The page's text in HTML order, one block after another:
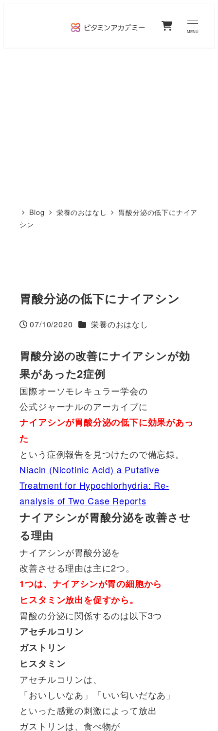
0
MENU
Blog 栄養のおはなし
胃酸分泌の低下にナイア
シン
胃酸分泌の低下にナイアシン
投稿日
07/10/2020 カテゴリー
栄養のおはなし
胃酸分泌の改善にナイアシンが効
果があった2症例
国際オーソモレキュラー学会の
公式ジャーナルのアーカイブに
ナイアシンが胃酸分泌の低下に効果があっ
た
という症例報告を見つけたので備忘録。
Niacin (Nicotinic Acid) a Putative
Treatment for Hypochlorhydria: Re-
analysis of Two Case Reports
ナイアシンが胃酸分泌を改善させ
る理由
ナイアシンが胃酸分泌を
改善させる理由は主に2つ。
1つは、ナイアシンが胃の細胞から
ヒスタミン放出を促すから。
胃酸の分泌に関係するのは以下3つ
アセチルコリン
ガストリン
ヒスタミン
アセチルコリンは、
「おいしいなあ」「いい匂いだなあ」
といった感覚の刺激によって放出
ガストリンは、食べ物が